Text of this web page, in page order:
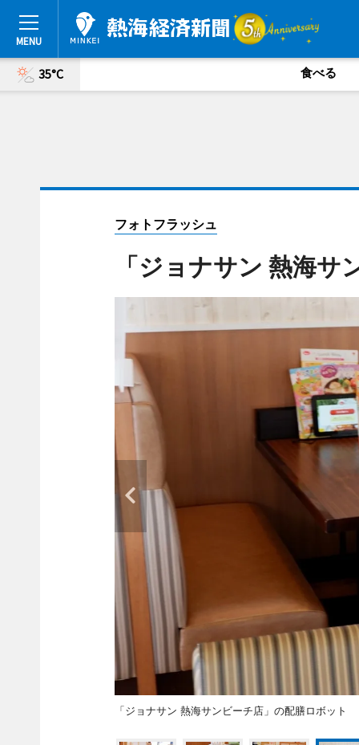
35°C 食べる
フォトフラッシュ
「ジョナサン 熱海
「ジョナサン 熱海サンビーチ店」の配膳ロボット